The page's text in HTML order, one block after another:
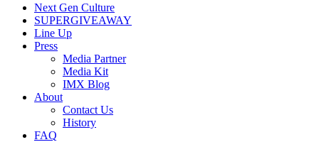
Next Gen Culture
SUPERGIVEAWAY
Line Up
Press
Media Partner
Media Kit
IMX Blog
About
Contact Us
History
FAQ